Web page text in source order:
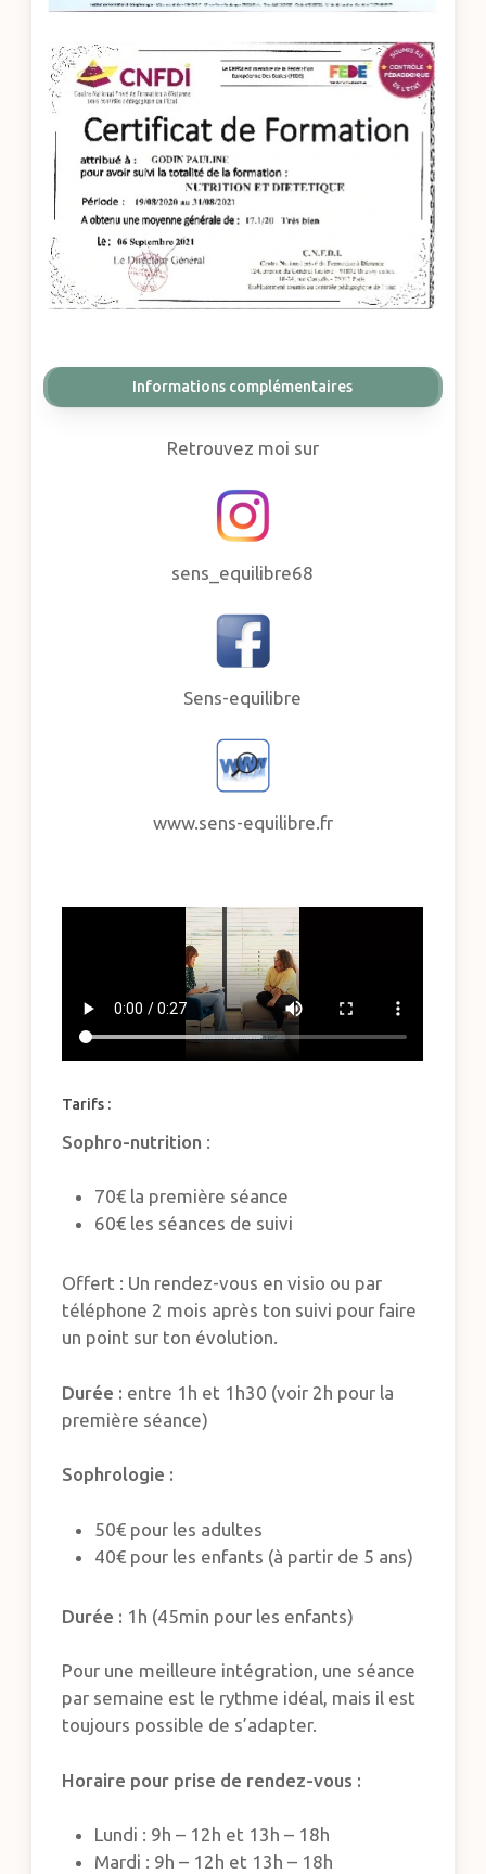
Informations complémentaires
Retrouvez moi sur
sens_equilibre68
Sens-equilibre
www.sens-equilibre.fr
Tarifs :
Sophro-nutrition :
70€ la première séance
60€ les séances de suivi
Offert : Un rendez-vous en visio ou par
téléphone 2 mois après ton suivi pour faire
un point sur ton évolution.
Durée : entre 1h et 1h30 (voir 2h pour la
première séance)
Sophrologie :
50€ pour les adultes
40€ pour les enfants (à partir de 5 ans)
Durée : 1h (45min pour les enfants)
Pour une meilleure intégration, une séance
par semaine est le rythme idéal, mais il est
toujours possible de s’adapter.
Horaire pour prise de rendez-vous :
Lundi : 9h – 12h et 13h – 18h
Mardi : 9h – 12h et 13h – 18h